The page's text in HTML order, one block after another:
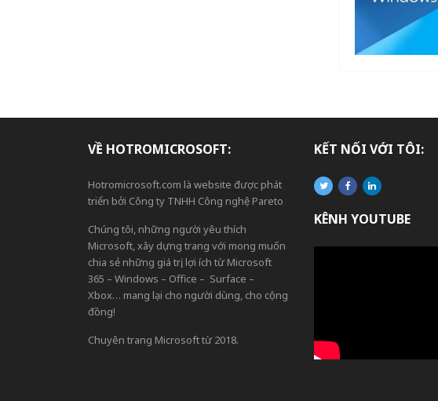
VỀ HOTROMICROSOFT:
Hotromicrosoft.com là website được phát
triển bởi Công ty TNHH Công nghệ Pareto
Chúng tôi, những người yêu thích
Microsoft, xây dựng trang với mong muốn
chia sẻ những giá trị, lợi ích từ Microsoft
365 – Windows – Office – Surface –
Xbox… mang lại cho người dùng, cho cộng
đồng!
Chuyên trang Microsoft từ 2018.
KẾT NỐI VỚI TÔI:
KÊNH YOUTUBE